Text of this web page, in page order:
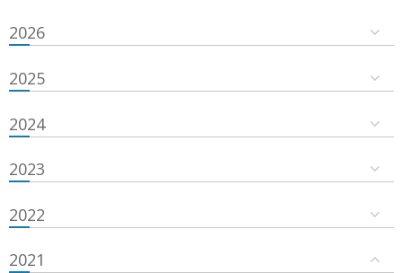
2026
2025
2024
2023
2022
2021